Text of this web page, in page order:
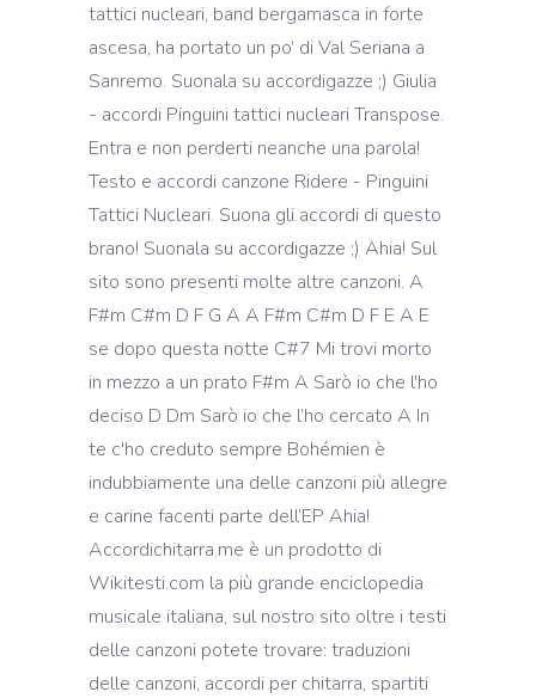
tattici nucleari, band bergamasca in forte
ascesa, ha portato un po’ di Val Seriana a
Sanremo. Suonala su accordigazze ;) Giulia
- accordi Pinguini tattici nucleari Transpose.
Entra e non perderti neanche una parola!
Testo e accordi canzone Ridere - Pinguini
Tattici Nucleari. Suona gli accordi di questo
brano! Suonala su accordigazze ;) Ahia! Sul
sito sono presenti molte altre canzoni. A
F#m C#m D F G A A F#m C#m D F E A E
se dopo questa notte C#7 Mi trovi morto
in mezzo a un prato F#m A Sarò io che l'ho
deciso D Dm Sarò io che l’ho cercato A In
te c'ho creduto sempre Bohémien è
indubbiamente una delle canzoni più allegre
e carine facenti parte dell’EP Ahia!
Accordichitarra.me è un prodotto di
Wikitesti.com la più grande enciclopedia
musicale italiana, sul nostro sito oltre i testi
delle canzoni potete trovare: traduzioni
delle canzoni, accordi per chitarra, spartiti